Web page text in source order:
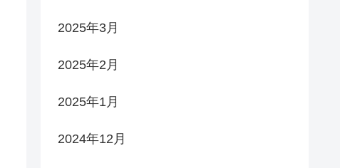
2025年3月
2025年2月
2025年1月
2024年12月